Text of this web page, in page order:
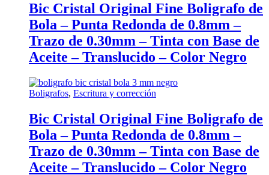
Bic Cristal Original Fine Boligrafo de
Bola – Punta Redonda de 0.8mm –
Trazo de 0.30mm – Tinta con Base de
Aceite – Translucido – Color Negro
Boligrafos, Escritura y corrección
Bic Cristal Original Fine Boligrafo de
Bola – Punta Redonda de 0.8mm –
Trazo de 0.30mm – Tinta con Base de
Aceite – Translucido – Color Negro